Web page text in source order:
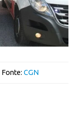
| Fonte: CGN